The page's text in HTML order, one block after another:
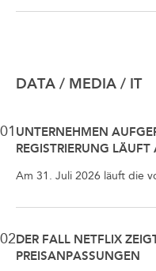
DATA / MEDIA / IT
01 UNTERNEHMEN
REGISTRIERUNG LÄUFT
Am 31. Juli 2026 läuft die
02 DER FALL NETFLIX
PREISANPASSUNGEN